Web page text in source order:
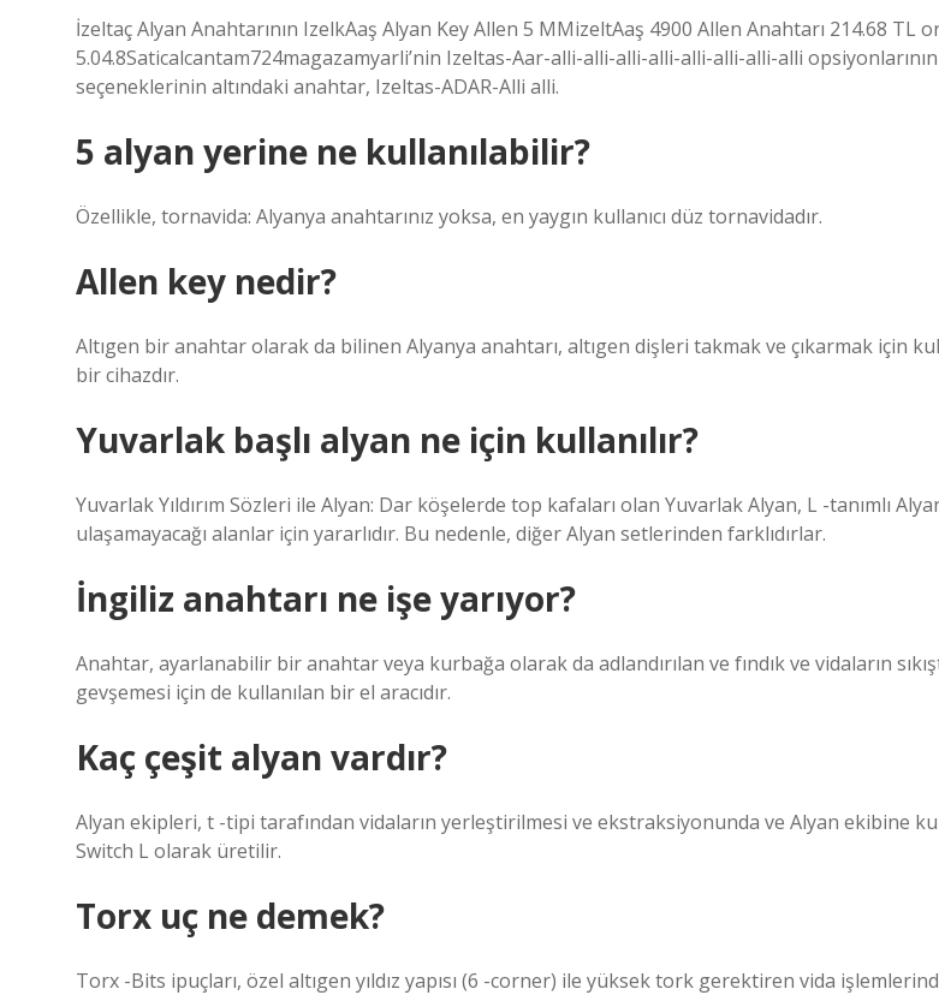
İzeltaç Alyan Anahtarının IzelkAaş Alyan Key Allen 5 MMizeltAaş 4900 Allen Anahtarı 214.68 TL
5.04.8Saticalcantam724magazamyarli’nin Izeltas-Aar-alli-alli-alli-alli-alli-alli-alli-alli
seçeneklerinin altındaki anahtar, Izeltas-ADAR-Alli alli.
5 alyan yerine ne kullanılabilir?
Özellikle, tornavida: Alyanya anahtarınız yoksa, en yaygın kullanıcı düz tornavidadır.
Allen key nedir?
Altıgen bir anahtar olarak da bilinen Alyanya anahtarı, altıgen dişleri takmak ve çıkarmak için
bir cihazdır.
Yuvarlak başlı alyan ne için kullanılır?
Yuvarlak Yıldırım Sözleri ile Alyan: Dar köşelerde top kafaları olan Yuvarlak Alyan, L -tanımlı
ulaşamayacağı alanlar için yararlıdır. Bu nedenle, diğer Alyan setlerinden farklıdırlar.
İngiliz anahtarı ne işe yarıyor?
Anahtar, ayarlanabilir bir anahtar veya kurbağa olarak da adlandırılan ve fındık ve vidaların
gevşemesi için de kullanılan bir el aracıdır.
Kaç çeşit alyan vardır?
Alyan ekipleri, t -tipi tarafından vidaların yerleştirilmesi ve ekstraksiyonunda ve Alyan ekibine
Switch L olarak üretilir.
Torx uç ne demek?
Torx -Bits ipuçları, özel altıgen yıldız yapısı (6 -corner) ile yüksek tork gerektiren vida